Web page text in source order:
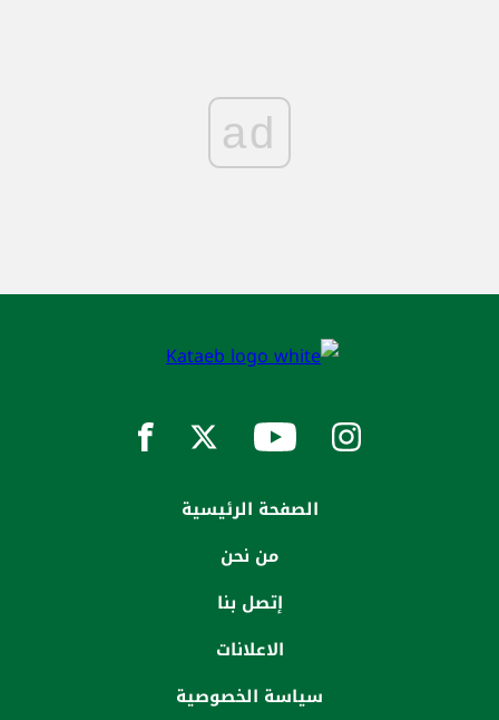
ad
الصفحة الرئيسية
من نحن
إتصل بنا
الاعلانات
سياسة الخصوصية